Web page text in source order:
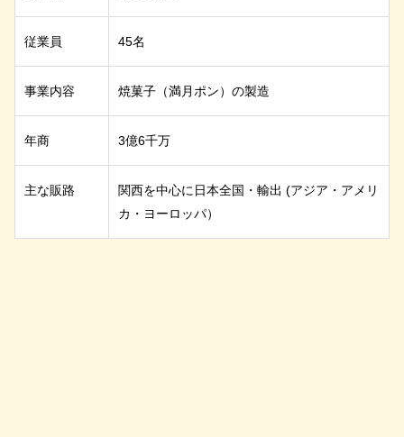
従業員 45名
事業内容 焼菓子（満月ポン）の製造
年商 3億6千万
主な販路
関西を中心に日本全国・輸出 (アジア・アメリ
カ・ヨーロッパ）